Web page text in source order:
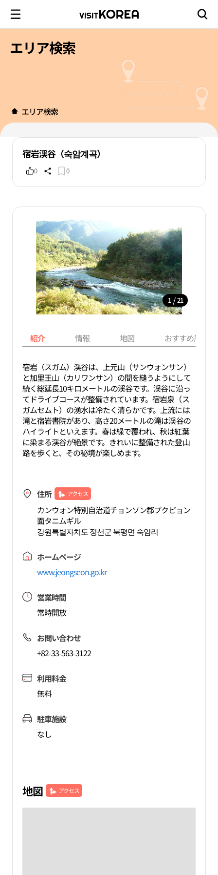
エリア検索
エリア検索
宿岩渓谷（숙암계곡）
0 0
1 / 21
紹介 情報 地図 おすすめ周辺
宿岩（スガム）渓谷は、上元山（サンウォンサン）
と加里王山（カリワンサン）の間を縫うようにして
続く総延長10キロメートルの渓谷です。渓谷に沿っ
てドライブコースが整備されています。宿岩泉（ス
ガムセムト）の湧水は冷たく清らかです。上流には
滝と宿岩書院があり、高さ20メートルの滝は渓谷の
ハイライトといえます。春は緑で覆われ、秋は紅葉
に染まる渓谷が絶景です。きれいに整備された登山
路を歩くと、その秘境が楽しめます。
住所 アクセス
カンウォン特別自治道チョンソン郡プクピョン
面タニムギル
강원특별자치도 정선군 북평면 숙암리
ホームページ
www.jeongseon.go.kr
営業時間
常時開放
お問い合わせ
+82-33-563-3122
利用料金
無料
駐車施設
なし
地図 アクセス